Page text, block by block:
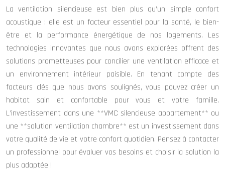
La ventilation silencieuse est bien plus qu’un simple confort
acoustique : elle est un facteur essentiel pour la santé, le bien-
être et la performance énergétique de nos logements. Les
technologies innovantes que nous avons explorées offrent des
solutions prometteuses pour concilier une ventilation efficace et
un environnement intérieur paisible. En tenant compte des
facteurs clés que nous avons soulignés, vous pouvez créer un
habitat sain et confortable pour vous et votre famille.
L’investissement dans une **VMC silencieuse appartement** ou
une **solution ventilation chambre** est un investissement dans
votre qualité de vie et votre confort quotidien. Pensez à contacter
un professionnel pour évaluer vos besoins et choisir la solution la
plus adaptée !